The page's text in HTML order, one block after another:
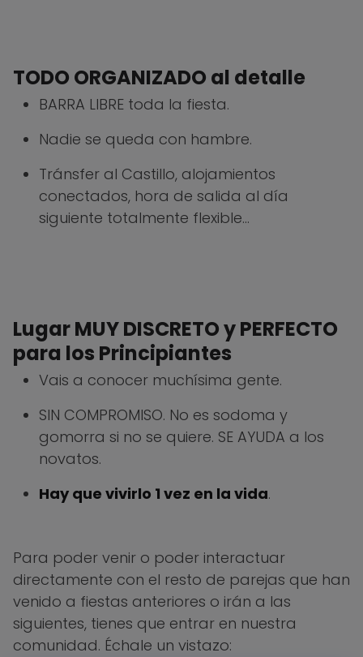
TODO ORGANIZADO al detalle
BARRA LIBRE toda la fiesta.
Nadie se queda con hambre.
Tránsfer al Castillo, alojamientos
conectados, hora de salida al día
siguiente totalmente flexible…
Lugar MUY DISCRETO y PERFECTO
para los Principiantes
Vais a conocer muchísima gente.
SIN COMPROMISO. No es sodoma y
gomorra si no se quiere. SE AYUDA a los
novatos.
Hay que vivirlo 1 vez en la vida.
Para poder venir o poder interactuar
directamente con el resto de parejas que han
venido a fiestas anteriores o irán a las
siguientes, tienes que entrar en nuestra
comunidad. Échale un vistazo: